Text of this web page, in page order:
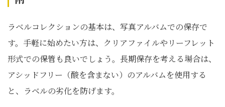
ラベルコレクションの基本は、写真アルバムでの保存で
す。手軽に始めたい方は、クリアファイルやリーフレット
形式での保管も良いでしょう。長期保存を考える場合は、
アシッドフリー（酸を含まない）のアルバムを使用する
と、ラベルの劣化を防げます。